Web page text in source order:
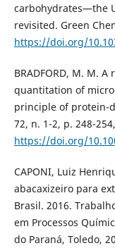
carbohydrates—the
revisited. Green
https://doi.org/
BRADFORD, M. M.
quantitation of
principle of protein-
72, n. 1-2, p. 248-
https://doi.org/
CAPONI, Luiz
abacaxizeiro para
Brasil. 2016.
em Processos
do Paraná, Toledo,